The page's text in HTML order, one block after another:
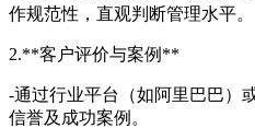
作规范性，直观判断管理水平。
2.**客户评价与案例**
-通过行业平台（如阿里巴巴）
信誉及成功案例。